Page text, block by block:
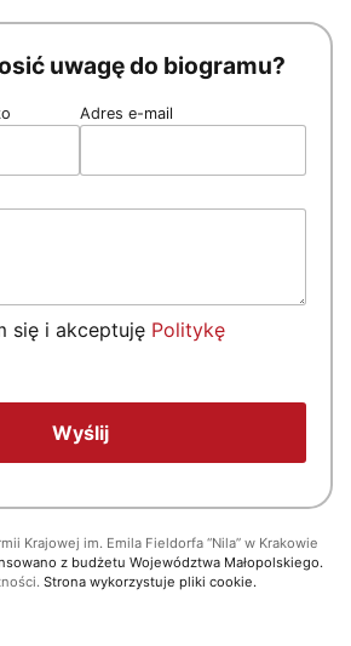
uwagę do biogramu?
Adres e-mail
się i akceptuję Politykę
Krajowej im. Emila Fieldorfa “Nila” w Krakowie
z budżetu Województwa Małopolskiego.
Strona wykorzystuje pliki cookie.